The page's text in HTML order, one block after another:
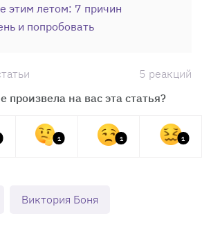
этим летом: 7 причин
и попробовать
5 реакций
произвела на вас эта статья?
1 1 1
Виктория Боня